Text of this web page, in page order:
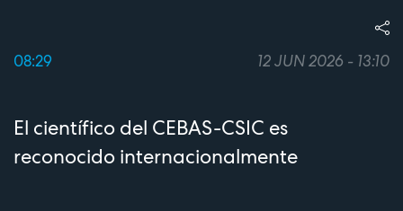
08:29 12 JUN 2026 - 13:10
El científico del CEBAS-CSIC es
reconocido internacionalmente